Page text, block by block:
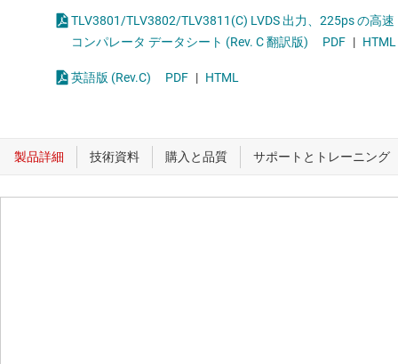
TLV3801/TLV3802/TLV3811(C) LVDS 出力、225ps の高速
コンパレータ データシート (Rev. C 翻訳版)
PDF | HTML
英語版 (Rev.C) PDF | HTML